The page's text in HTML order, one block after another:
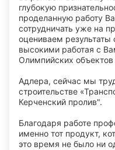
глубокую
проделанную работу
сотрудничать уже на
оцениваем результаты
высокими работая с
Олимпийских
Адлера, сейчас мы
строительстве
Керченский пролив".
Благодаря работе
именно тот продукт,
это время не было ни